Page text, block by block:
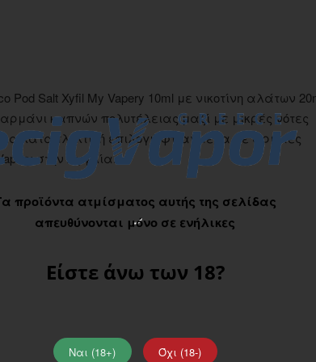
προϊόντα ατμίσματος αυτής της σελίδας
απευθύνονται μόνο σε ενήλικες
Είστε άνω των 18?
Ναι (18+) Όχι (18-)
Salt Xyfil My Vapery 10ml με νικοτίνη αλάτων
καπνών πολυτέλειας μαζί με μικρές νότες
καταπληκτική επιλογή φτιαγμένα με άριστες
στην Αγγλία.